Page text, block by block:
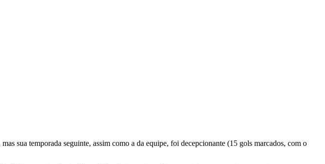
sua temporada seguinte, assim como a da equipe, foi decepcionante (15 gols marcados, com o